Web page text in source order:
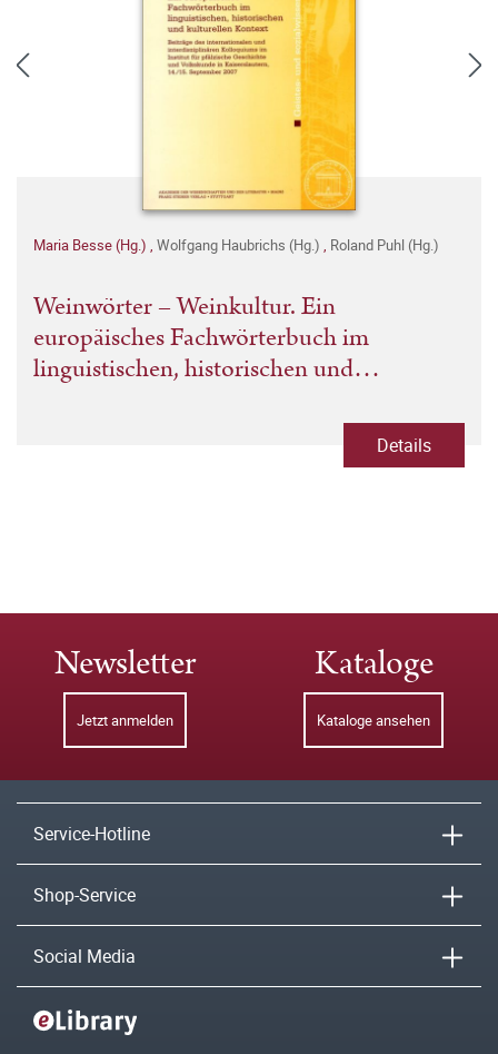
Maria Besse (Hg.) , Wolfgang Haubrichs (Hg.) , Roland Puhl (Hg.)
Weinwörter – Weinkultur. Ein
europäisches Fachwörterbuch im
linguistischen, historischen und
Details
Newsletter
Jetzt anmelden
Kataloge
Kataloge ansehen
Service-Hotline
Shop-Service
Social Media